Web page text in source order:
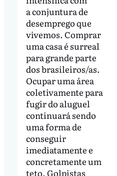
a conjuntura de
desemprego que
vivemos. Comprar
uma casa é surreal
para grande parte
dos brasileiros/as.
Ocupar uma área
coletivamente para
fugir do aluguel
continuará sendo
uma forma de
conseguir
imediatamente e
concretamente um
teto. Golpistas